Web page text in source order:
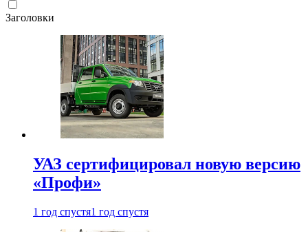
Заголовки
УАЗ сертифицировал новую версию
«Профи»
1 год спустя1 год спустя